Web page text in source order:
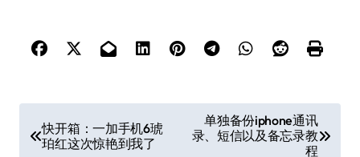
章
快开箱：一加手机6琥
珀红这次惊艳到我了
单独备份iphone通讯
录、短信以及备忘录教
程